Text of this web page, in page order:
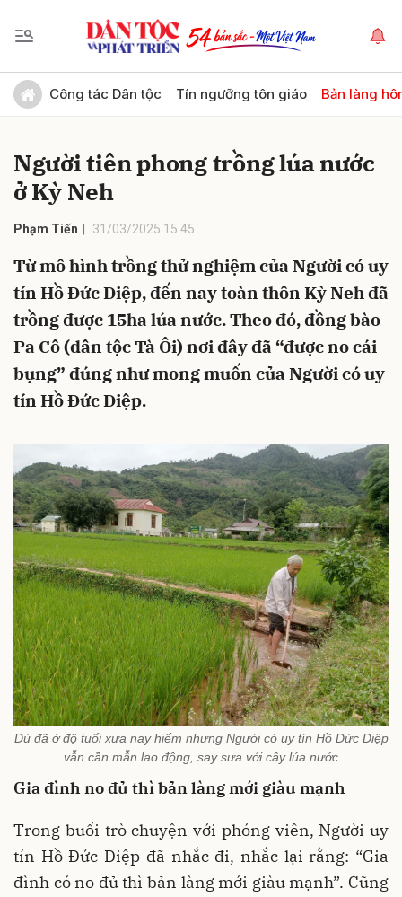
Công tác Dân tộc Tín ngưỡng tôn giáo Bản làng
Người tiên phong trồng lúa nước
ở Kỳ Neh
Phạm Tiến 31/03/2025 15:45
Từ mô hình trồng thử nghiệm của Người có uy
tín Hồ Đức Diệp, đến nay toàn thôn Kỳ Neh đã
trồng được 15ha lúa nước. Theo đó, đồng bào
Pa Cô (dân tộc Tà Ôi) nơi đây đã “được no cái
bụng” đúng như mong muốn của Người có uy
tín Hồ Đức Diệp.
Dù đã ở độ tuổi xưa nay hiếm nhưng Người có uy tín Hồ Dức Diệp
vẫn cần mẫn lao động, say sưa với cây lúa nước
Gia đình no đủ thì bản làng mới giàu mạnh
Trong buổi trò chuyện với phóng viên, Người uy
tín Hồ Đức Diệp đã nhắc đi, nhắc lại rằng: “Gia
đình có no đủ thì bản làng mới giàu mạnh”. Cũng
Gửi bình luận
Hủy Gửi